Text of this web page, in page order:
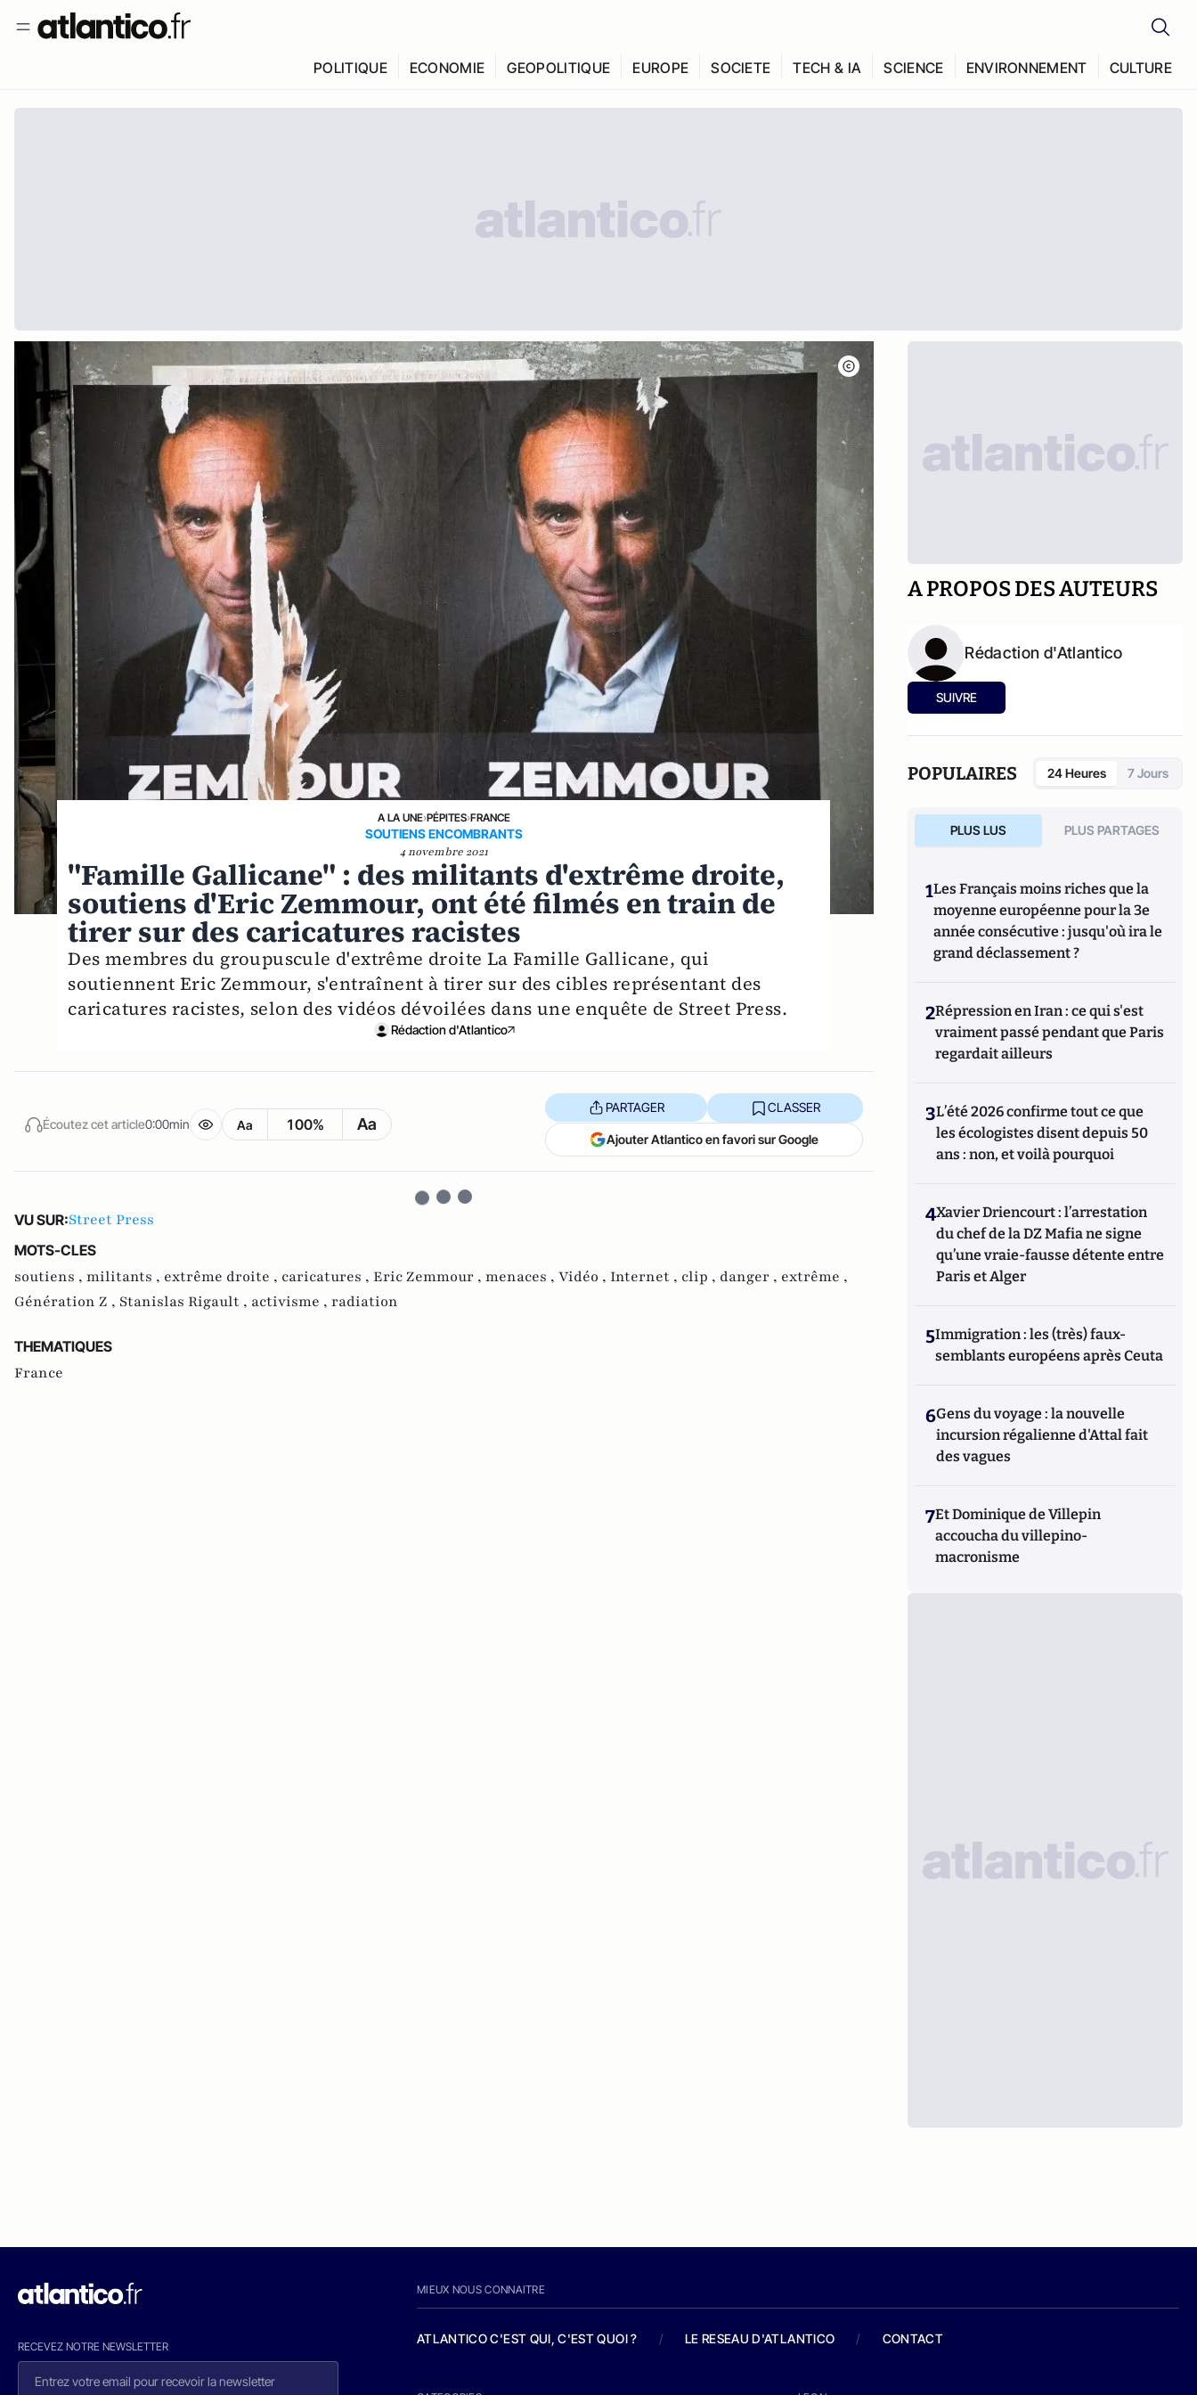
POLITIQUE ECONOMIE GEOPOLITIQUE EUROPE SOCIETE TECH & IA SCIENCE ENVIRONNEMENT CULTURE
A LA UNE›PÉPITES›FRANCE
SOUTIENS ENCOMBRANTS
4 novembre 2021
"Famille Gallicane" : des militants d'extrême droite,
soutiens d'Eric Zemmour, ont été filmés en train de
tirer sur des caricatures racistes
Des membres du groupuscule d'extrême droite La Famille Gallicane, qui
soutiennent Eric Zemmour, s'entraînent à tirer sur des cibles représentant des
caricatures racistes, selon des vidéos dévoilées dans une enquête de Street Press.
Rédaction d'Atlantico
Écoutez cet article0:00min Aa 100% Aa
PARTAGER CLASSER
Ajouter Atlantico en favori sur Google
VU SUR:Street Press
MOTS-CLES
soutiens , militants , extrême droite , caricatures , Eric Zemmour , menaces , Vidéo , Internet , clip , danger , extrême ,
Génération Z , Stanislas Rigault , activisme , radiation
THEMATIQUES
France
A PROPOS DES AUTEURS
Rédaction d'Atlantico
SUIVRE
POPULAIRES 24 Heures 7 Jours
PLUS LUS PLUS PARTAGES
1Les Français moins riches que la
moyenne européenne pour la 3e
année consécutive : jusqu'où ira le
grand déclassement ?
2Répression en Iran : ce qui s'est
vraiment passé pendant que Paris
regardait ailleurs
3L’été 2026 confirme tout ce que
les écologistes disent depuis 50
ans : non, et voilà pourquoi
4Xavier Driencourt : l’arrestation
du chef de la DZ Mafia ne signe
qu’une vraie-fausse détente entre
Paris et Alger
5Immigration : les (très) faux-
semblants européens après Ceuta
6Gens du voyage : la nouvelle
incursion régalienne d'Attal fait
des vagues
7Et Dominique de Villepin
accoucha du villepino-
macronisme
RECEVEZ NOTRE NEWSLETTER
MIEUX NOUS CONNAITRE
ATLANTICO C'EST QUI, C'EST QUOI ? / LE RESEAU D'ATLANTICO / CONTACT